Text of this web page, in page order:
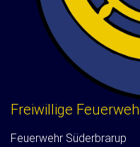
Freiwillige
Feuerwehr Süderbrarup